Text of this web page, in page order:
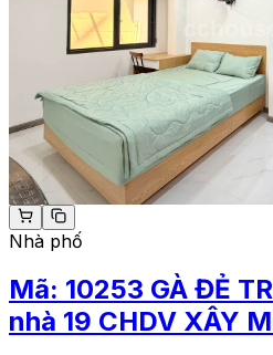
Nhà phố
Mã: 10253 GÀ ĐẺ
nhà 19 CHDV XÂY